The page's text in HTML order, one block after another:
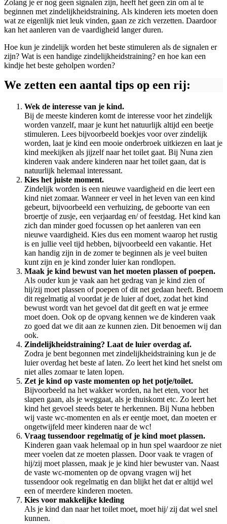
Zolang je er nog geen signalen zijn, heeft het geen zin om al te
beginnen met zindelijkheidstraining. Als kinderen iets moeten doen
wat ze eigenlijk niet leuk vinden, gaan ze zich verzetten. Daardoor
kan het aanleren van de vaardigheid langer duren.
Hoe kun je zindelijk worden het beste stimuleren als de signalen er
zijn? Wat is een handige zindelijkheidstraining? en hoe kan een
kindje het beste geholpen worden?
We zetten een aantal tips op een rij:
Wek de interesse van je kind.
Bij de meeste kinderen komt de interesse voor het zindelijk
worden vanzelf, maar je kunt het natuurlijk altijd een beetje
stimuleren. Lees bijvoorbeeld boekjes voor over zindelijk
worden, laat je kind een mooie onderbroek uitkiezen en laat je
kind meekijken als jijzelf naar het toilet gaat. Bij Nuna zien
kinderen vaak andere kinderen naar het toilet gaan, dat is
natuurlijk helemaal interessant.
Kies het juiste moment.
Zindelijk worden is een nieuwe vaardigheid en die leert een
kind niet zomaar. Wanneer er veel in het leven van een kind
gebeurt, bijvoorbeeld een verhuizing, de geboorte van een
broertje of zusje, een verjaardag en/ of feestdag. Het kind kan
zich dan minder goed focussen op het aanleren van een
nieuwe vaardigheid. Kies dus een moment waarop het rustig
is en jullie veel tijd hebben, bijvoorbeeld een vakantie. Het
kan handig zijn in de zomer te beginnen als je veel buiten
kunt zijn en je kind zonder luier kan rondlopen.
Maak je kind bewust van het moeten plassen of poepen.
Als ouder kun je vaak aan het gedrag van je kind zien of
hij/zij moet plassen of poepen of dit net gedaan heeft. Benoem
dit regelmatig al voordat je de luier af doet, zodat het kind
bewust wordt van het gevoel dat dit geeft en wat je ermee
moet doen. Ook op de opvang kennen we de kinderen vaak
zo goed dat we dit aan ze kunnen zien. Dit benoemen wij dan
ook.
Zindelijkheidstraining? Laat de luier overdag af.
Zodra je bent begonnen met zindelijkheidstraining kun je de
luier overdag het beste af laten. Zo leert het kind het snelst om
niet alles zomaar te laten lopen.
Zet je kind op vaste momenten op het potje/toilet.
Bijvoorbeeld na het wakker worden, na het eten, voor het
slapen gaan, als je weggaat, als je thuiskomt etc. Zo leert het
kind het gevoel steeds beter te herkennen. Bij Nuna hebben
wij vaste wc-momenten en als er eentje moet, dan moeten er
ongetwijfeld meer kinderen naar de wc!
Vraag tussendoor regelmatig of je kind moet plassen.
Kinderen gaan vaak helemaal op in hun spel waardoor ze niet
meer voelen dat ze moeten plassen. Door vaak te vragen of
hij/zij moet plassen, maak je je kind hier bewuster van. Naast
de vaste wc-momenten op de opvang vragen wij het
tussendoor ook regelmatig en dan blijkt het dat er altijd wel
een of meerdere kinderen moeten.
Kies voor makkelijke kleding
Als je kind dan naar het toilet moet, moet hij/ zij dat wel snel
kunnen.